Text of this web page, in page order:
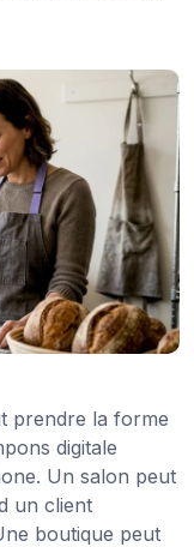
prendre la forme
digitale
Un salon peut
un client
boutique peut